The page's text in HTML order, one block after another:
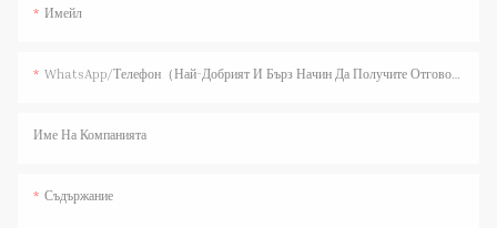
Имейл
WhatsApp/телефон（Най-Добрият И Бърз Начин Да Получите Отговор）
Име На Компанията
Съдържание